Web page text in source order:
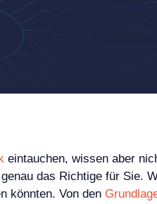
eintauchen, wissen aber
das Richtige für Sie.
könnten. Von den